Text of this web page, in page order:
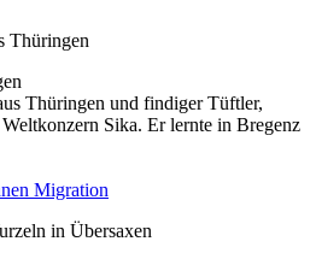
Thüringen und findiger Tüftler,
Sika. Er lernte in Bregenz
Migration